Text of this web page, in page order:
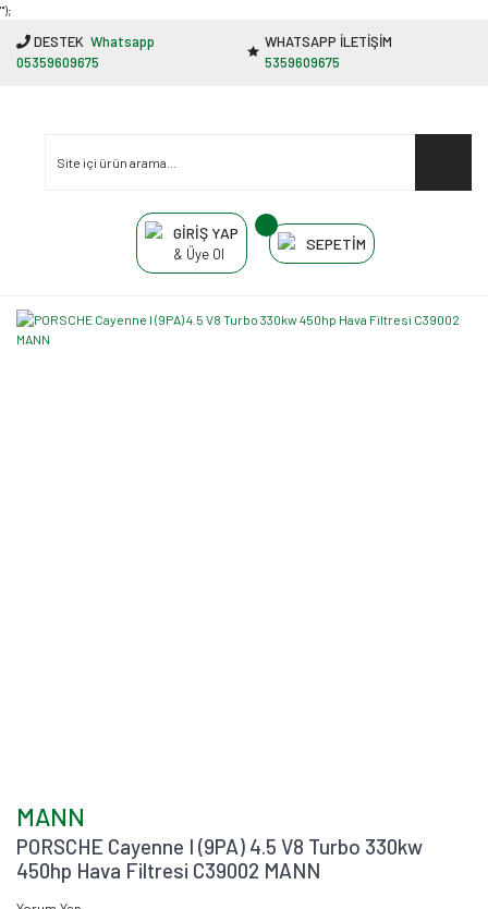
"');
DESTEK Whatsapp
05359609675
WHATSAPP İLETİŞİM
5359609675
GİRİŞ YAP
& Üye Ol
SEPETİM
MANN
PORSCHE Cayenne I (9PA) 4.5 V8 Turbo 330kw
450hp Hava Filtresi C39002 MANN